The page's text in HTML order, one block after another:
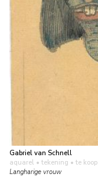
Gabriel van Schnell
aquarel • tekening • te koop
Langharige vrouw